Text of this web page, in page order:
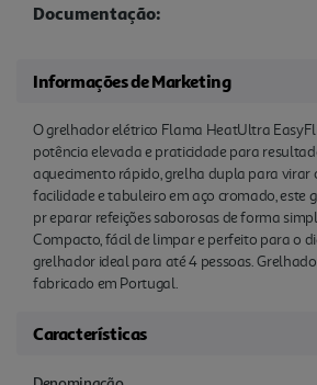
Documentação:
Informações de Marketing
O grelhador elétrico Flama HeatUltra
potência elevada e praticidade para
aquecimento rápido, grelha dupla para virar
facilidade e tabuleiro em aço cromado, este
pr eparar refeições saborosas de forma
Compacto, fácil de limpar e perfeito para o
grelhador ideal para até 4 pessoas.
fabricado em Portugal.
Características